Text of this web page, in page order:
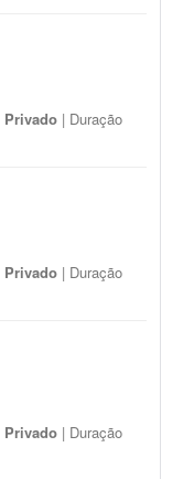
Privado | Duração
Privado | Duração
Privado | Duração